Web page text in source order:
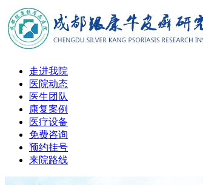
走进我院
医院动态
医生团队
康复案例
医疗设备
免费咨询
预约挂号
来院路线